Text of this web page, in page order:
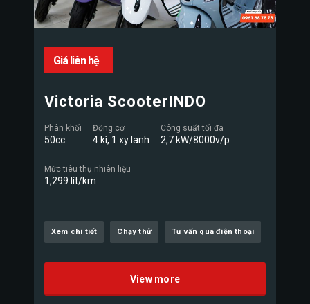
Giá liên hệ
Victoria ScooterINDO
Phân khối
50cc
Động cơ
4 kì, 1 xy lanh
Công suất tối đa
2,7 kW/8000v/p
Mức tiêu thụ nhiên liệu
1,299 lít/km
Xem chi tiết Chạy thử Tư vấn qua điện thoại
View more